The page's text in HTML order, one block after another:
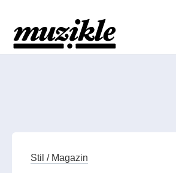
Stil / Magazin